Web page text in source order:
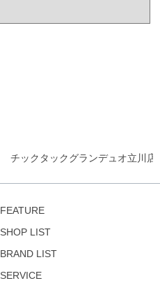
チックタックグランデュオ立川店
FEATURE
SHOP LIST
BRAND LIST
SERVICE